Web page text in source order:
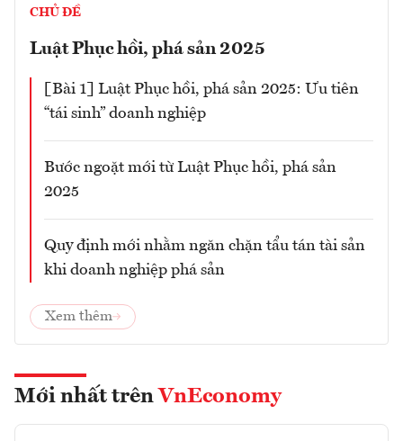
CHỦ ĐỀ
Luật Phục hồi, phá sản 2025
[Bài 1] Luật Phục hồi, phá sản 2025: Ưu tiên
“tái sinh” doanh nghiệp
Bước ngoặt mới từ Luật Phục hồi, phá sản
2025
Quy định mới nhằm ngăn chặn tẩu tán tài sản
khi doanh nghiệp phá sản
Xem thêm
Mới nhất trên VnEconomy